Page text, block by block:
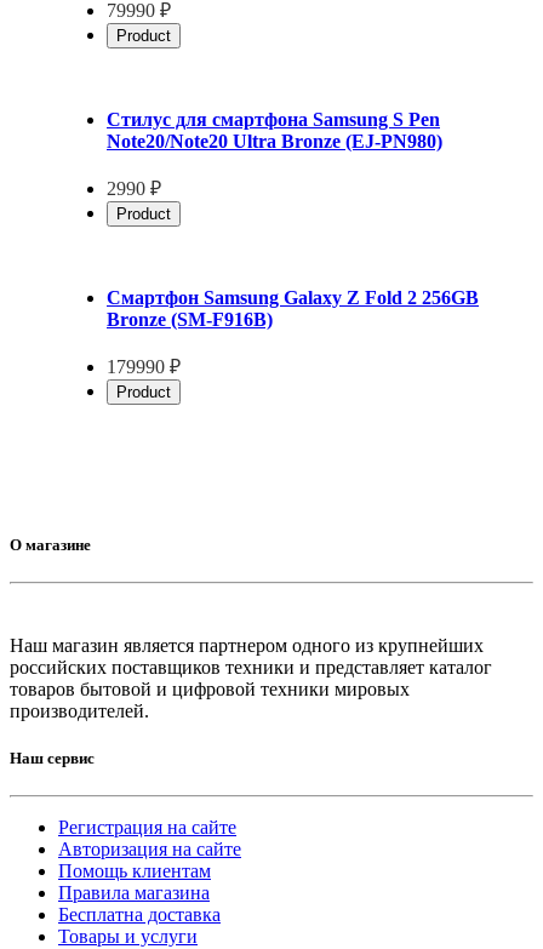
79990 ₽
Product
Стилус для смартфона Samsung S Pen
Note20/Note20 Ultra Bronze (EJ-PN980)
2990 ₽
Product
Смартфон Samsung Galaxy Z Fold 2 256GB
Bronze (SM-F916B)
179990 ₽
Product
О магазине
Наш магазин является партнером одного из крупнейших
российских поставщиков техники и представляет каталог
товаров бытовой и цифровой техники мировых
производителей.
Наш сервис
Регистрация на сайте
Авторизация на сайте
Помощь клиентам
Правила магазина
Бесплатна доставка
Товары и услуги